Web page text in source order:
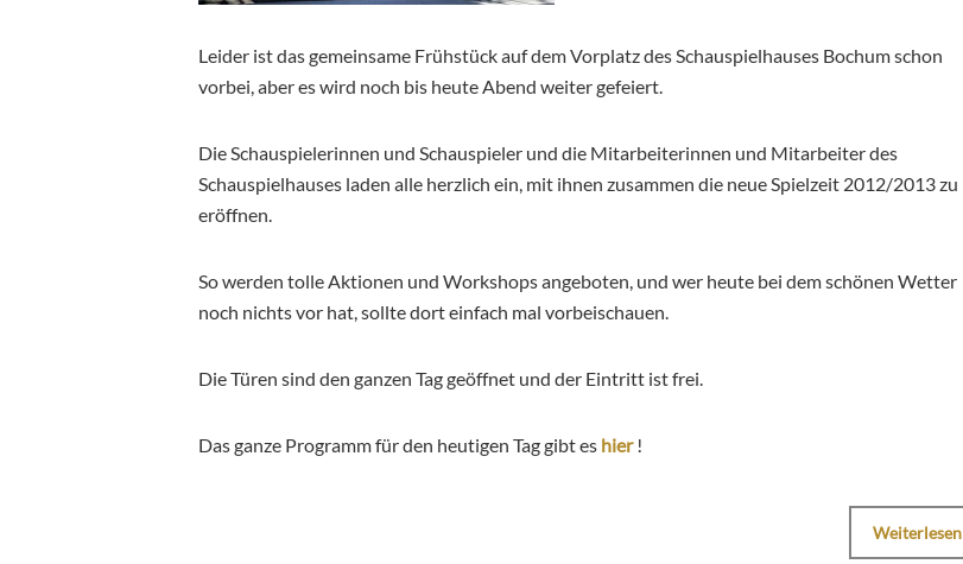
Leider ist das gemeinsame Frühstück auf dem Vorplatz des Schauspielhauses Bochum schon
vorbei, aber es wird noch bis heute Abend weiter gefeiert.
Die Schauspielerinnen und Schauspieler und die Mitarbeiterinnen und Mitarbeiter des
Schauspielhauses laden alle herzlich ein, mit ihnen zusammen die neue Spielzeit 2012/2013 zu
eröffnen.
So werden tolle Aktionen und Workshops angeboten, und wer heute bei dem schönen Wetter
noch nichts vor hat, sollte dort einfach mal vorbeischauen.
Die Türen sind den ganzen Tag geöffnet und der Eintritt ist frei.
Das ganze Programm für den heutigen Tag gibt es hier!
Weiterlesen